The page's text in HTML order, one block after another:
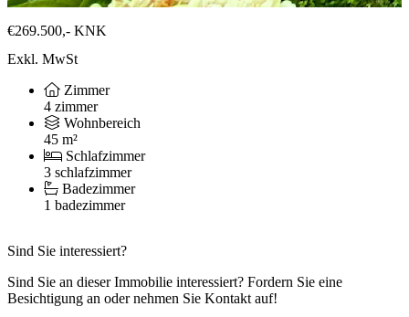
€269.500,- KNK
Exkl. MwSt
Zimmer
4 zimmer
Wohnbereich
45 m²
Schlafzimmer
3 schlafzimmer
Badezimmer
1 badezimmer
Sind Sie interessiert?
Sind Sie an dieser Immobilie interessiert? Fordern Sie eine
Besichtigung an oder nehmen Sie Kontakt auf!